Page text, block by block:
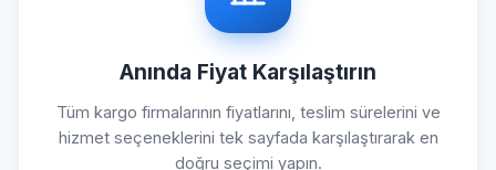
Anında Fiyat Karşılaştırın
Tüm kargo firmalarının fiyatlarını, teslim sürelerini ve
hizmet seçeneklerini tek sayfada karşılaştırarak en
doğru seçimi yapın.